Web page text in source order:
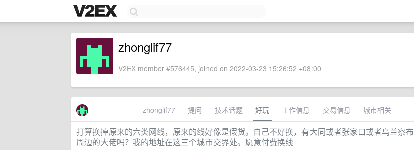
zhonglif77
V2EX member #576445, joined on 2022-03-23 15:26:52 +08:00
zhonglif77 提问 技术话题 好玩 工作信息 交易信息 城市相关
打算换掉原来的六类网线，原来的线好像是假货。自己不好换，有大同或者张家口或者乌兰察布
周边的大佬吗？我的地址在这三个城市交界处。愿意付费换线